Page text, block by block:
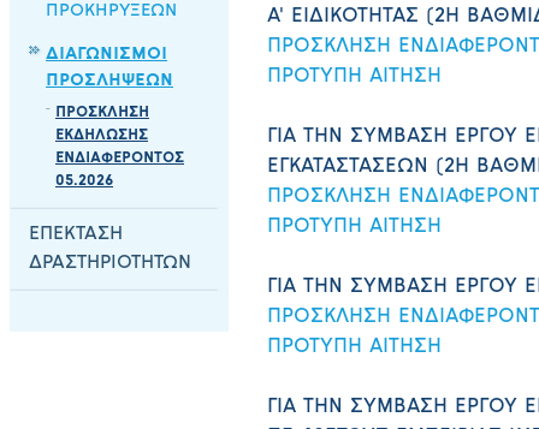
ΠΡΟΚΗΡΥΞΕΩΝ
ΔΙΑΓΩΝΙΣΜΟΙ
ΠΡΟΣΛΗΨΕΩΝ
ΠΡΟΣΚΛΗΣΗ
ΕΚΔΗΛΩΣΗΣ
ΕΝΔΙΑΦΕΡΟΝΤΟΣ
05.2026
ΕΠΕΚΤΑΣΗ
ΔΡΑΣΤΗΡΙΟΤΗΤΩΝ
Α' ΕΙΔΙΚΟΤΗΤΑΣ (2Η
ΠΡΟΣΚΛΗΣΗ
ΠΡΟΤΥΠΗ ΑΙΤΗΣΗ
ΓΙΑ ΤΗΝ ΣΥΜΒΑΣΗ ΕΡΓΟΥ
ΕΓΚΑΤΑΣΤΑΣΕΩΝ (2Η
ΠΡΟΣΚΛΗΣΗ
ΠΡΟΤΥΠΗ ΑΙΤΗΣΗ
ΓΙΑ ΤΗΝ ΣΥΜΒΑΣΗ ΕΡΓΟΥ
ΠΡΟΣΚΛΗΣΗ
ΠΡΟΤΥΠΗ ΑΙΤΗΣΗ
ΓΙΑ ΤΗΝ ΣΥΜΒΑΣΗ ΕΡΓΟΥ